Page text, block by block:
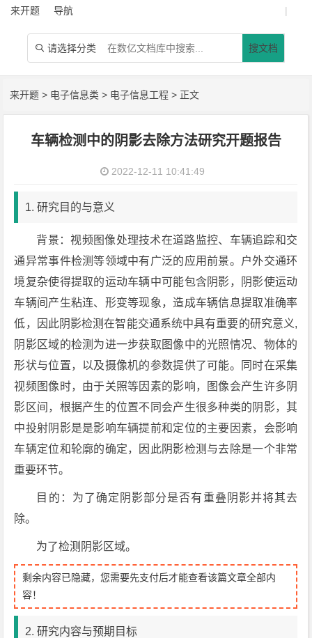
来开题 导航 |
 请选择分类 搜文档
来开题 > 电子信息类 > 电子信息工程 > 正文
车辆检测中的阴影去除方法研究开题报告
2022-12-11 10:41:49
1. 研究目的与意义
背景：视频图像处理技术在道路监控、车辆追踪和交
通异常事件检测等领域中有广泛的应用前景。户外交通环
境复杂使得提取的运动车辆中可能包含阴影，阴影使运动
车辆间产生粘连、形变等现象，造成车辆信息提取准确率
低，因此阴影检测在智能交通系统中具有重要的研究意义,
阴影区域的检测为进一步获取图像中的光照情况、物体的
形状与位置，以及摄像机的参数提供了可能。同时在采集
视频图像时，由于关照等因素的影响，图像会产生许多阴
影区间，根据产生的位置不同会产生很多种类的阴影，其
中投射阴影是是影响车辆提前和定位的主要因素，会影响
车辆定位和轮廓的确定，因此阴影检测与去除是一个非常
重要环节。
目的：为了确定阴影部分是否有重叠阴影并将其去
除。
为了检测阴影区域。
剩余内容已隐藏，您需要先支付后才能查看该篇文章全部内
容！
2. 研究内容与预期目标